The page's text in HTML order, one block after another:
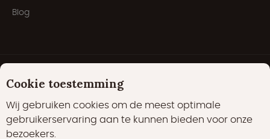
Blog
Cookies
Cookie toestemming
Wij gebruiken cookies om de meest optimale
gebruikerservaring aan te kunnen bieden voor onze
bezoekers.